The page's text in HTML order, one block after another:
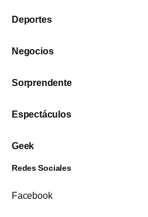
Deportes
Negocios
Sorprendente
Espectáculos
Geek
Redes Sociales
Facebook